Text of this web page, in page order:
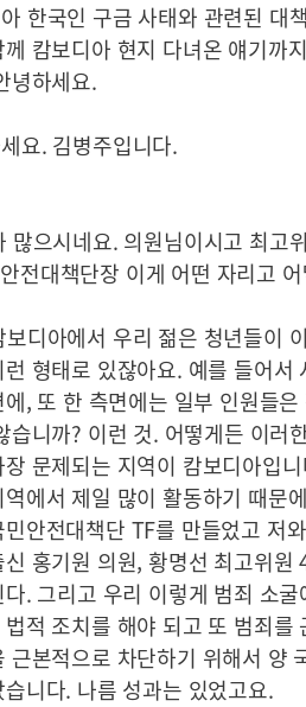
한국인 구금 사태와 관련된 대
캄보디아 현지 다녀온 얘기까
녕하세요.
요. 김병주입니다.
으시네요. 의원님이시고 최고
전대책단장 이게 어떤 자리고
디아에서 우리 젊은 청년들이
형태로 있잖아요. 예를 들어
, 또 한 측면에는 일부 인원들
습니까? 이런 것. 어떻게든 이러
문제되는 지역이 캄보디아입
에서 제일 많이 활동하기 때문
안전대책단 TF를 만들었고 저
홍기원 의원, 황명선 최고위
. 그리고 우리 이렇게 범죄 소
적 조치를 해야 되고 또 범죄
근본적으로 차단하기 위해서 양
니다. 나름 성과는 있었고요.